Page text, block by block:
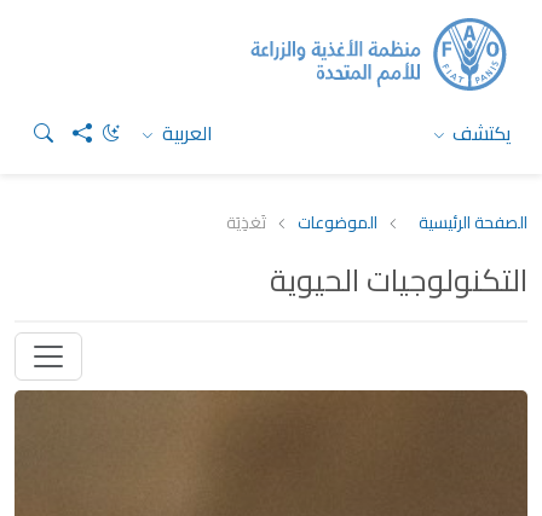
يكتشف العربية
الصفحة الرئيسية الموضوعات تَغذِيَة
التكنولوجيات الحيوية